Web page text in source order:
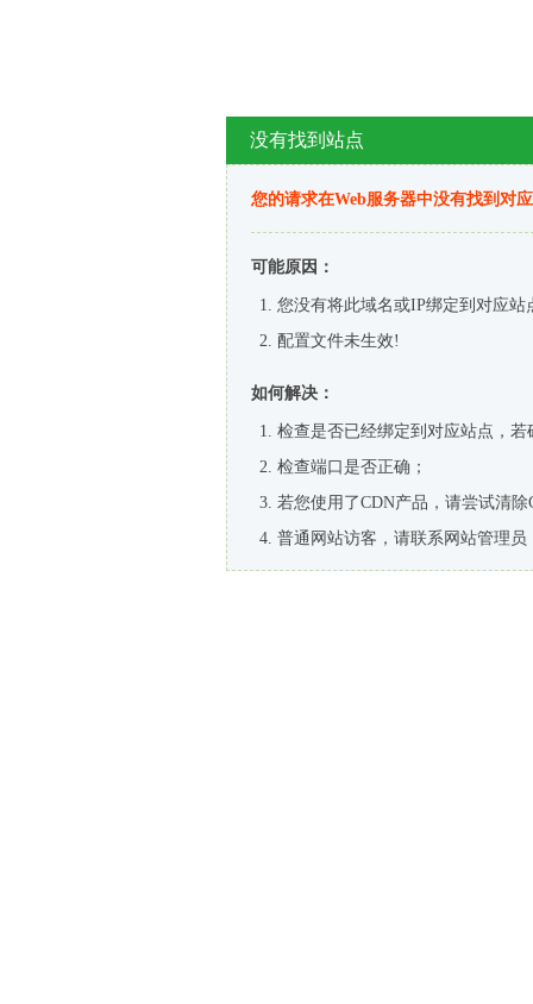
没有找到站点
您的请求在Web服务器中没有找到对
可能原因：
您没有将此域名或IP绑定到对应站
配置文件未生效!
如何解决：
检查是否已经绑定到对应站点，
检查端口是否正确；
若您使用了CDN产品，请尝试清除
普通网站访客，请联系网站管理员